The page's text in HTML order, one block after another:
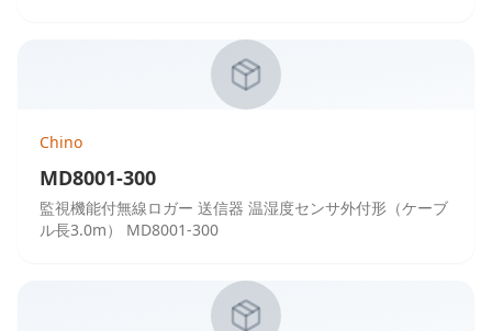
Chino
MD8001-300
監視機能付無線ロガー 送信器 温湿度センサ外付形（ケーブ
ル長3.0m） MD8001-300